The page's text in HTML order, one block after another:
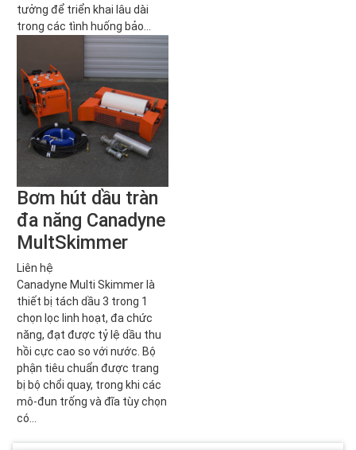
tưởng để triển khai lâu dài
trong các tình huống bảo...
Bơm hút dầu tràn
đa năng Canadyne
MultSkimmer
Liên hệ
Canadyne Multi Skimmer là
thiết bị tách dầu 3 trong 1
chọn lọc linh hoạt, đa chức
năng, đạt được tỷ lệ dầu thu
hồi cực cao so với nước. Bộ
phận tiêu chuẩn được trang
bị bộ chổi quay, trong khi các
mô-đun trống và đĩa tùy chọn
có...